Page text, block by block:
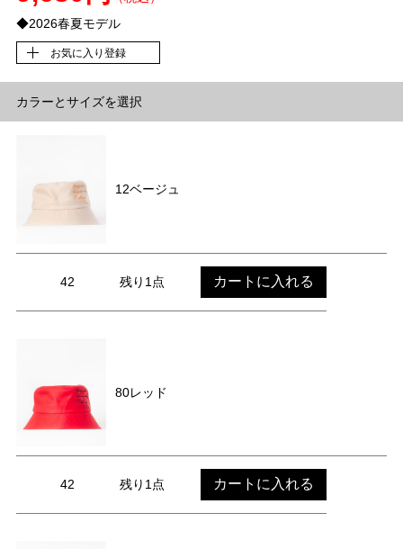
◆2026春夏モデル
お気に入り登録
カラーとサイズを選択
12ベージュ
42 残り1点 カートに入れる
80レッド
42 残り1点 カートに入れる